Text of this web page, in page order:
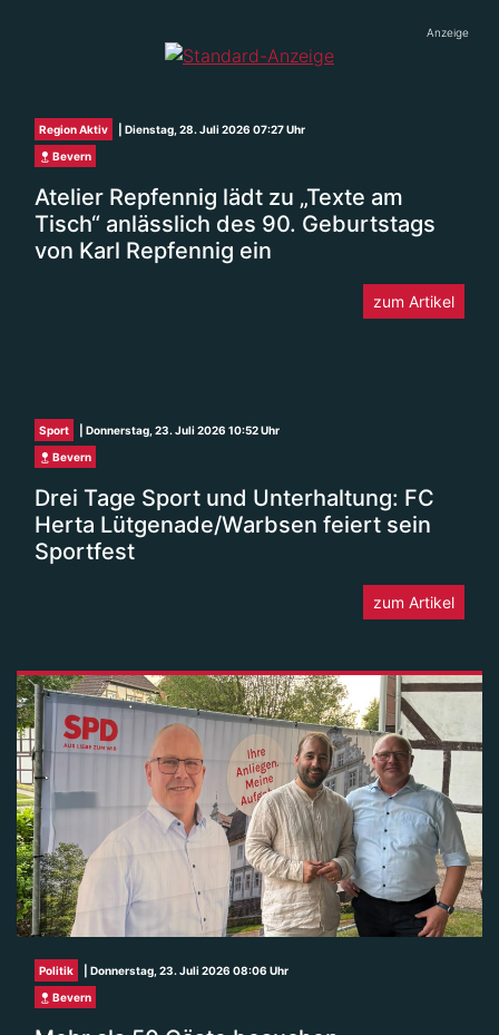
Anzeige
Region Aktiv
| Dienstag, 28. Juli 2026 07:27 Uhr
Bevern
Atelier Repfennig lädt zu „Texte am
Tisch“ anlässlich des 90. Geburtstags
von Karl Repfennig ein
zum Artikel
Sport
| Donnerstag, 23. Juli 2026 10:52 Uhr
Bevern
Drei Tage Sport und Unterhaltung: FC
Herta Lütgenade/Warbsen feiert sein
Sportfest
zum Artikel
Politik
| Donnerstag, 23. Juli 2026 08:06 Uhr
Bevern